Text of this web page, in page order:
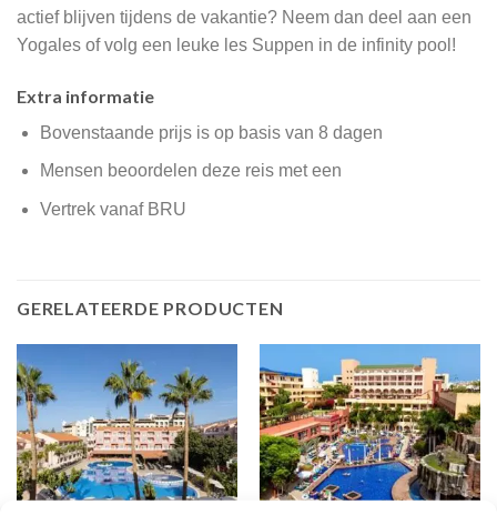
actief blijven tijdens de vakantie? Neem dan deel aan een
Yogales of volg een leuke les Suppen in de infinity pool!
Extra informatie
Bovenstaande prijs is op basis van 8 dagen
Mensen beoordelen deze reis met een
Vertrek vanaf BRU
GERELATEERDE PRODUCTEN